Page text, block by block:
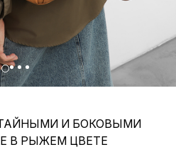
И БОКОВЫМИ
В РЫЖЕМ ЦВЕТЕ